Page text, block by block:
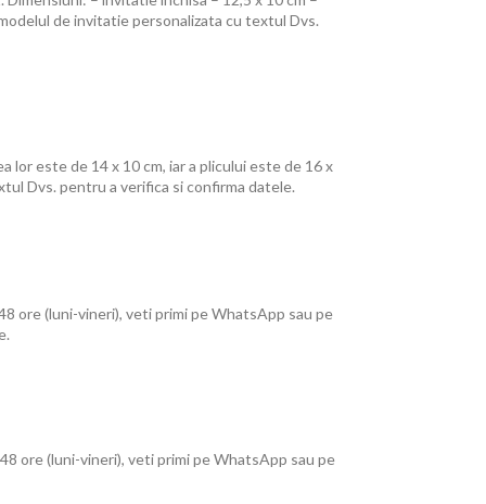
de invitatie personalizata cu textul Dvs.
este de 14 x 10 cm, iar a plicului este de 16 x
Dvs. pentru a verifica si confirma datele.
ore (luni-vineri), veti primi pe WhatsApp sau pe
ore (luni-vineri), veti primi pe WhatsApp sau pe